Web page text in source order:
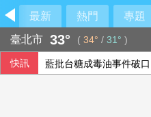
最新 熱門 專題
臺北市 33° ( 34° / 31° )
快訊 藍批台糖成毒油事件破